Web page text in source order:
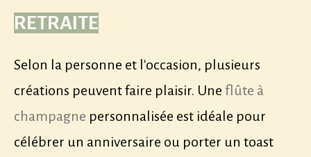
RETRAITE
Selon la personne et l'occasion, plusieurs
créations peuvent faire plaisir. Une flûte à
champagne personnalisée est idéale pour
célébrer un anniversaire ou porter un toast